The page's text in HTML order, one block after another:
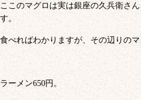
ここのマグロは実は銀座の久兵衛さ
す。
食べればわかりますが、その辺りの
ラーメン650円。